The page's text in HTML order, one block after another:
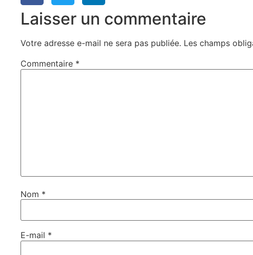
Laisser un commentaire
Votre adresse e-mail ne sera pas publiée. Les champs
Commentaire *
Nom *
E-mail *